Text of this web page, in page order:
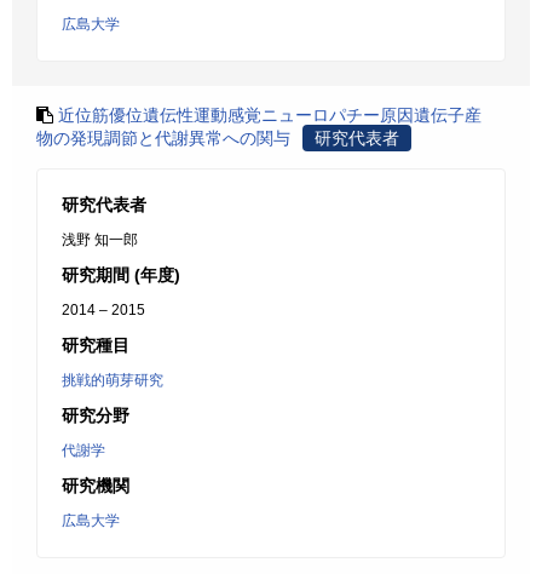
広島大学
近位筋優位遺伝性運動感覚ニューロパチー原因遺伝子産
物の発現調節と代謝異常への関与
研究代表者
研究代表者
浅野 知一郎
研究期間 (年度)
2014 – 2015
研究種目
挑戦的萌芽研究
研究分野
代謝学
研究機関
広島大学